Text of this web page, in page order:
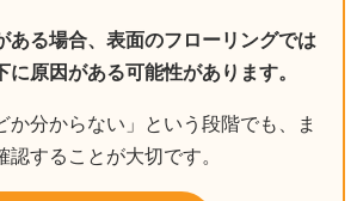
ある場合、表面のフローリングでは
に原因がある可能性があります。
か分からない」という段階でも、ま
することが大切です。